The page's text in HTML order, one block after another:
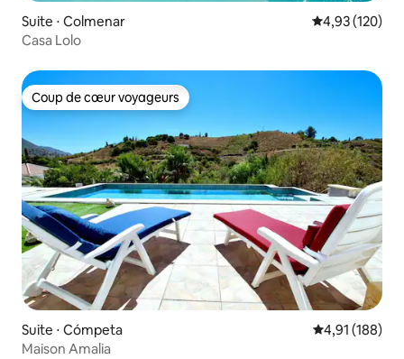
Suite ⋅ Colmenar Évaluation
4,93 (120)
Casa Lolo
Coup de cœur voyageurs
Coup de cœur voyageurs
Suite ⋅ Cómpeta Évaluation
4,91 (188)
Maison Amalia